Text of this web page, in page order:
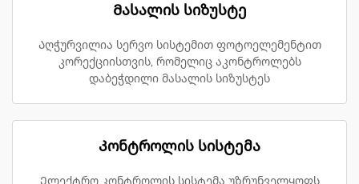
Მასალის სიზუსტე
Აღჭურვილია სერვო სისტემით ფოტოელემენტით
კორექციისთვის, რომელიც აკონტროლებს
დაბეჭდილი მასალის სიზუსტეს
Კონტროლის სისტემა
Ელექტრო კონტროლის სისტემა უზრუნველყოფს